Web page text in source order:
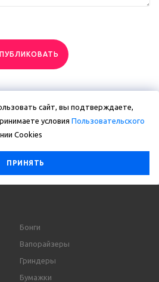
сайт, вы подтверждаете,
условия Пользовательского
Сookies
ПРИНЯТЬ
Бонги
Вапорайзеры
Гриндеры
Бумажки